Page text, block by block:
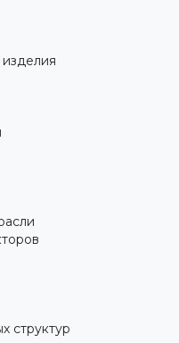
структур